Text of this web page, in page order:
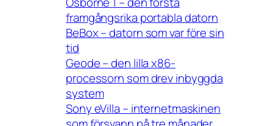
framgångsrika portabla datorn
BeBox – datorn som var före sin
tid
Geode – den lilla x86-
processorn som drev inbyggda
system
Sony eVilla – internetmaskinen